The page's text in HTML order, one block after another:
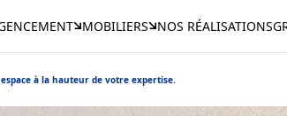
MOBILIERS NOS RÉALISATIONS
à la hauteur de votre expertise.